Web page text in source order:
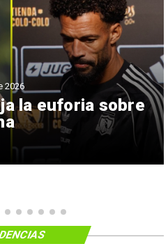
la euforia sobre
2026